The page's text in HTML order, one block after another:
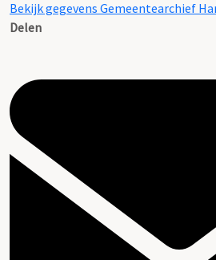
Bekijk gegevens Gemeentearchief
Delen